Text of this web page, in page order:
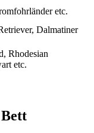
etc.
Dalmatiner
Rhodesian
etc.